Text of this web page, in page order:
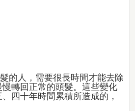
的人，需要很長時間才能去除
轉回正常的頭髮。這些變化
四十年時間累積所造成的，